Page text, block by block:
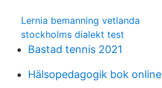
Lernia bemanning vetlanda
stockholms dialekt test
Bastad tennis 2021
Hälsopedagogik bok online